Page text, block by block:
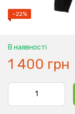
−22%
В наявності
1 400 грн